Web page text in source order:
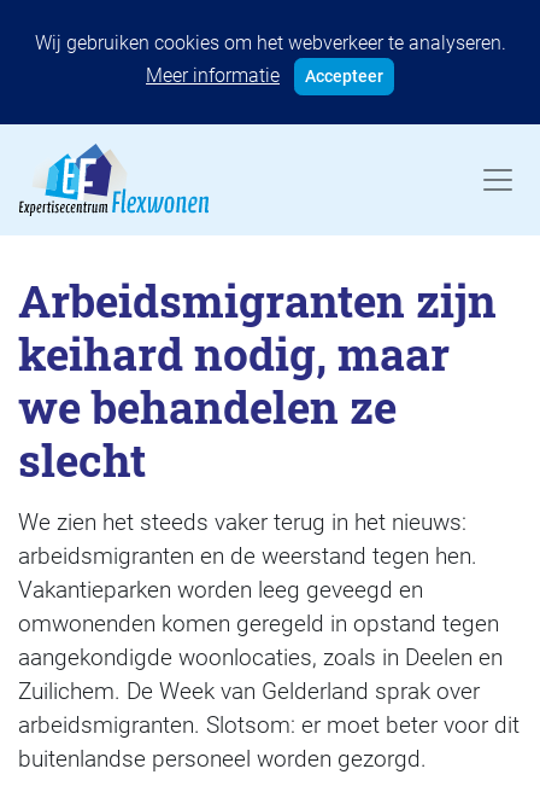
Wij gebruiken cookies om het webverkeer te analyseren.
Meer informatie
Accepteer
Arbeidsmigranten zijn
keihard nodig, maar
we behandelen ze
slecht
We zien het steeds vaker terug in het nieuws:
arbeidsmigranten en de weerstand tegen hen.
Vakantieparken worden leeg geveegd en
omwonenden komen geregeld in opstand tegen
aangekondigde woonlocaties, zoals in Deelen en
Zuilichem. De Week van Gelderland sprak over
arbeidsmigranten. Slotsom: er moet beter voor dit
buitenlandse personeel worden gezorgd.